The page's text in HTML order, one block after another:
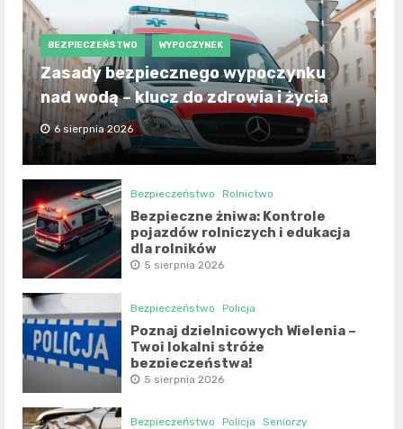
BEZPIECZEŃSTWO WYPOCZYNEK
Zasady bezpiecznego wypoczynku
nad wodą – klucz do zdrowia i życia
6 sierpnia 2026
Bezpieczeństwo Rolnictwo
Bezpieczne żniwa: Kontrole
pojazdów rolniczych i edukacja
dla rolników
5 sierpnia 2026
Bezpieczeństwo Policja
Poznaj dzielnicowych Wielenia –
Twoi lokalni stróże
bezpieczeństwa!
5 sierpnia 2026
Bezpieczeństwo Policja Seniorzy